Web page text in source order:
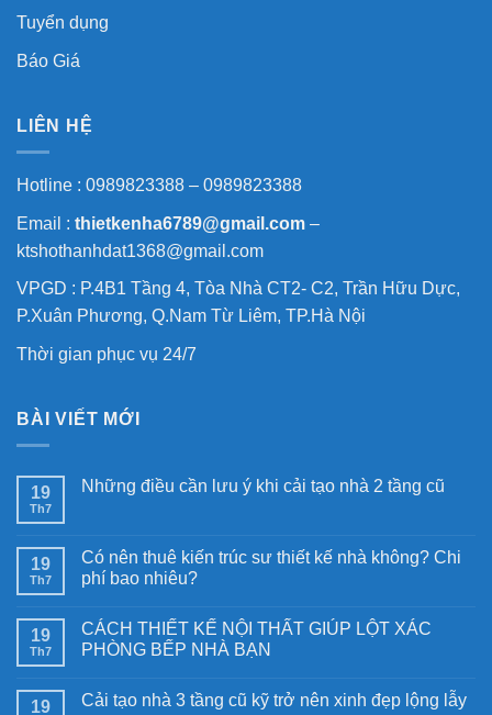
Tuyển dụng
Báo Giá
LIÊN HỆ
Hotline : 0989823388 – 0989823388
Email : thietkenha6789@gmail.com –
ktshothanhdat1368@gmail.com
VPGD : P.4B1 Tầng 4, Tòa Nhà CT2- C2, Trần Hữu Dực,
P.Xuân Phương, Q.Nam Từ Liêm, TP.Hà Nội
Thời gian phục vụ 24/7
BÀI VIẾT MỚI
19
Th7
Những điều cần lưu ý khi cải tạo nhà 2 tầng cũ
19
Th7
Có nên thuê kiến trúc sư thiết kế nhà không? Chi
phí bao nhiêu?
19
Th7
CÁCH THIẾT KẾ NỘI THẤT GIÚP LỘT XÁC
PHÒNG BẾP NHÀ BẠN
19 Cải tạo nhà 3 tầng cũ kỹ trở nên xinh đẹp lộng lẫy